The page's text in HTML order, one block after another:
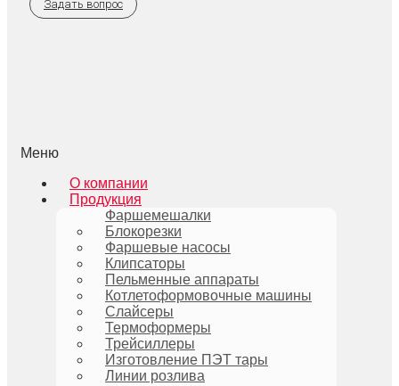
Задать вопрос
Меню
О компании
Продукция
Фаршемешалки
Блокорезки
Фаршевые насосы
Клипсаторы
Пельменные аппараты
Котлетоформовочные машины
Слайсеры
Термоформеры
Трейсиллеры
Изготовление ПЭТ тары
Линии розлива